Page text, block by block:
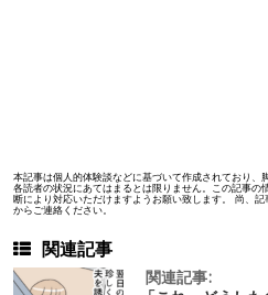
本記事は個人的体験談などに基づいて作成されており、
各読者の状況にあてはまるとは限りません。この記事
断により対応いただけますようお願い致します。 尚、
からご連絡ください。
関連記事
関連記事: